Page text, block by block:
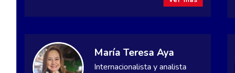
María Teresa Aya
Internacionalista y analista